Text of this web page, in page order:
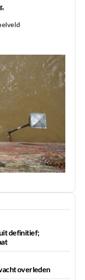
definitief;
overleden